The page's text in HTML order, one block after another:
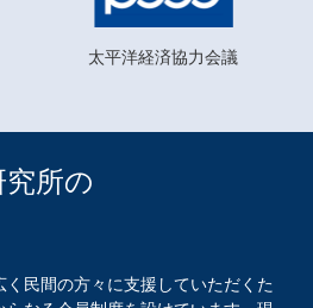
太平洋経済協力会議
究所の
民間の方々に支援していただくた